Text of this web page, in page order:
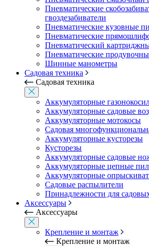
Пневматические
гвоздезабиватели
Пневматические кузовные
Пневматические
Пневматический
Пневматические
Шинные манометры
Садовая техника
Садовая техника
Аккумуляторные
Аккумуляторные садовые
Аккумуляторные мотокосы
Садовая
Аккумуляторные кусторезы
Кусторезы
Аккумуляторные садовые
Аккумуляторные цепные
Аккумуляторные
Садовые распылители
Принадлежности для
Аксессуары
Аксессуары
Крепление и монтаж
Крепление и монтаж